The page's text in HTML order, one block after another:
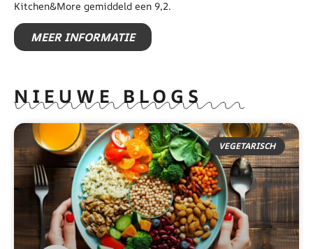
Kitchen&More gemiddeld een 9,2.
MEER INFORMATIE
NIEUWE BLOGS
VEGETARISCH